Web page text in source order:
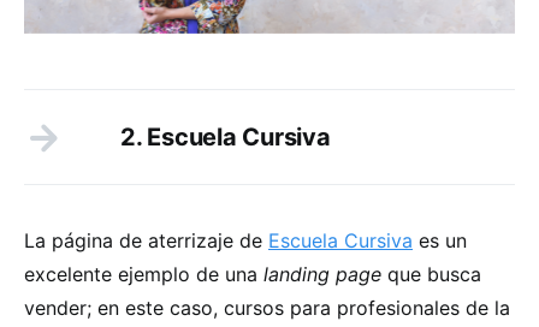
2. Escuela Cursiva
La página de aterrizaje de Escuela Cursiva es un
excelente ejemplo de una landing page que busca
vender; en este caso, cursos para profesionales de la